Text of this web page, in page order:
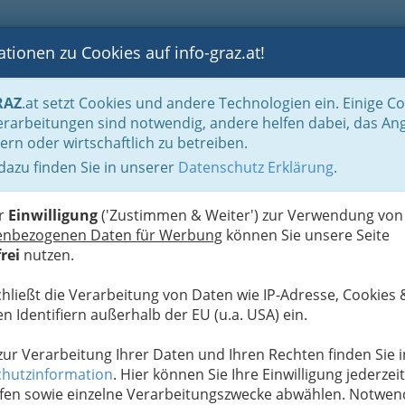
BLOGS FOTOS GASTRONOMIE BRANCHEN
zu Cookies auf info-graz.at!
.at setzt Cookies und andere Technologien ein. Einige
sind notwendig, andere helfen dabei, das
oder wirtschaftlich zu betreiben.
finden Sie in unserer Datenschutz Erklärung.
Einwilligung('Zustimmen & Weiter') zur Verwendung von
Daten für Werbung können Sie unsere Seite
nutzen.
die Verarbeitung von Daten wie IP-Adresse, Cookies
Identifiern außerhalb der EU (u.a. USA) ein.
Verarbeitung Ihrer Daten und Ihren Rechten finden Sie
. Hier können Sie Ihre Einwilligung jederzeit
sowie einzelne Verarbeitungszwecke abwählen.
gruppiert Oktober 2013
Smart Living'
Next